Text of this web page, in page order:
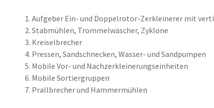
1. Aufgeber Ein- und Doppelrotor-Zerkleinerer mit
2. Stabmühlen, Trommelwäscher, Zyklone
3. Kreiselbrecher
4. Pressen, Sandschnecken, Wasser- und Sandpumpen
5. Mobile Vor- und Nachzerkleinerungseinheiten
6. Mobile Sortiergruppen
7. Prallbrecher und Hammermühlen